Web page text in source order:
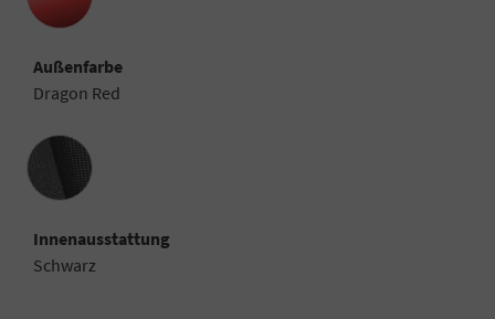
Außenfarbe
Dragon Red
Innenausstattung
Innenausstattung
Schwarz